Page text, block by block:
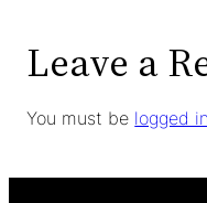
Leave a
You must be logged in